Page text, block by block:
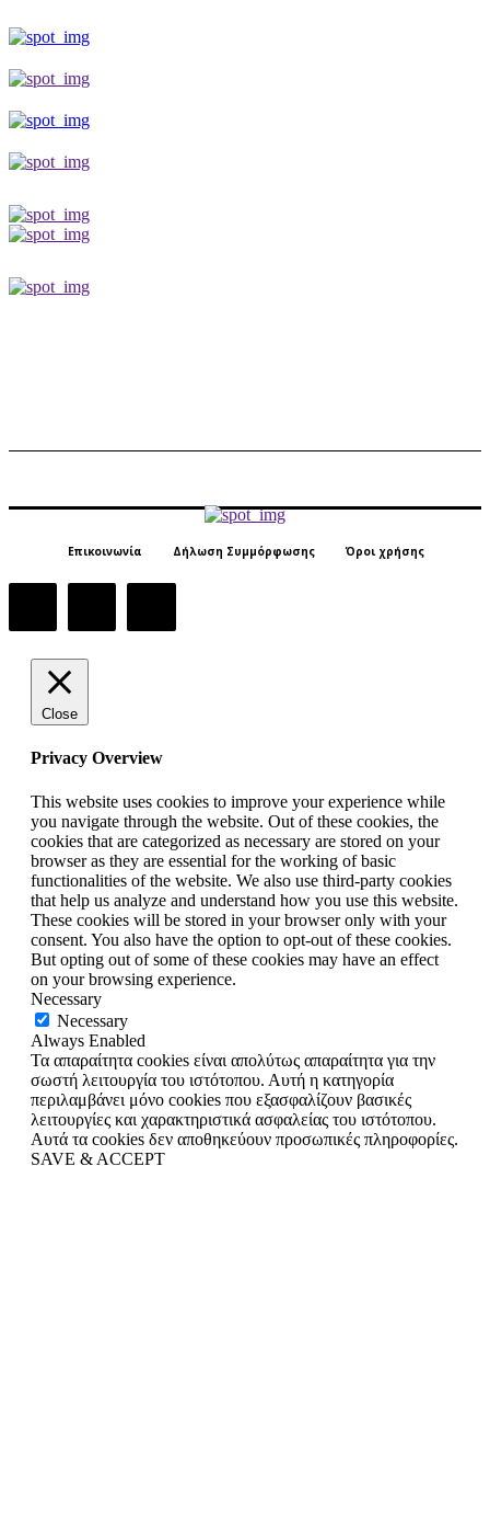
Επικοινωνία Δήλωση Συμμόρφωσης Όροι χρήσης
Close
Privacy Overview
This website uses cookies to improve your experience while
you navigate through the website. Out of these cookies, the
cookies that are categorized as necessary are stored on your
browser as they are essential for the working of basic
functionalities of the website. We also use third-party cookies
that help us analyze and understand how you use this website.
These cookies will be stored in your browser only with your
consent. You also have the option to opt-out of these cookies.
But opting out of some of these cookies may have an effect
on your browsing experience.
Necessary
Necessary
Always Enabled
Τα απαραίτητα cookies είναι απολύτως απαραίτητα για την
σωστή λειτουργία του ιστότοπου. Αυτή η κατηγορία
περιλαμβάνει μόνο cookies που εξασφαλίζουν βασικές
λειτουργίες και χαρακτηριστικά ασφαλείας του ιστότοπου.
Αυτά τα cookies δεν αποθηκεύουν προσωπικές πληροφορίες.
SAVE & ACCEPT